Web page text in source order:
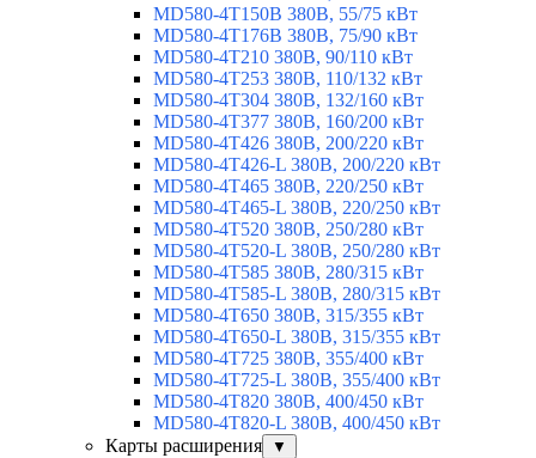
MD580-4T150B 380В, 55/75 кВт
MD580-4T176B 380В, 75/90 кВт
MD580-4T210 380В, 90/110 кВт
MD580-4T253 380В, 110/132 кВт
MD580-4T304 380В, 132/160 кВт
MD580-4T377 380В, 160/200 кВт
MD580-4T426 380В, 200/220 кВт
MD580-4T426-L 380В, 200/220 кВт
MD580-4T465 380В, 220/250 кВт
MD580-4T465-L 380В, 220/250 кВт
MD580-4T520 380В, 250/280 кВт
MD580-4T520-L 380В, 250/280 кВт
MD580-4T585 380В, 280/315 кВт
MD580-4T585-L 380В, 280/315 кВт
MD580-4T650 380В, 315/355 кВт
MD580-4T650-L 380В, 315/355 кВт
MD580-4T725 380В, 355/400 кВт
MD580-4T725-L 380В, 355/400 кВт
MD580-4T820 380В, 400/450 кВт
MD580-4T820-L 380В, 400/450 кВт
Карты расширения
▼